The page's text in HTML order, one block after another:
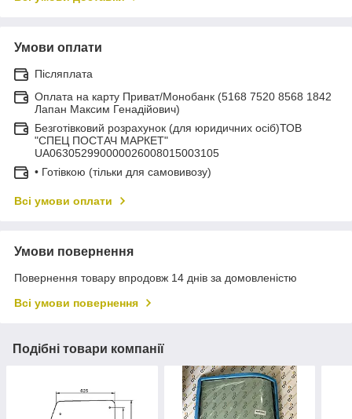
Умови оплати
Післяплата
Оплата на карту Приват/Монобанк (5168 7520 8568 1842
Лапан Максим Генадійович)
Безготівковий розрахунок (для юридичних осіб)ТОВ
"СПЕЦ ПОСТАЧ МАРКЕТ"
UA063052990000026008015003105
• Готівкою (тільки для самовивозу)
Всі умови оплати
Умови повернення
Повернення товару впродовж 14 днів за домовленістю
Всі умови повернення
Подібні товари компанії